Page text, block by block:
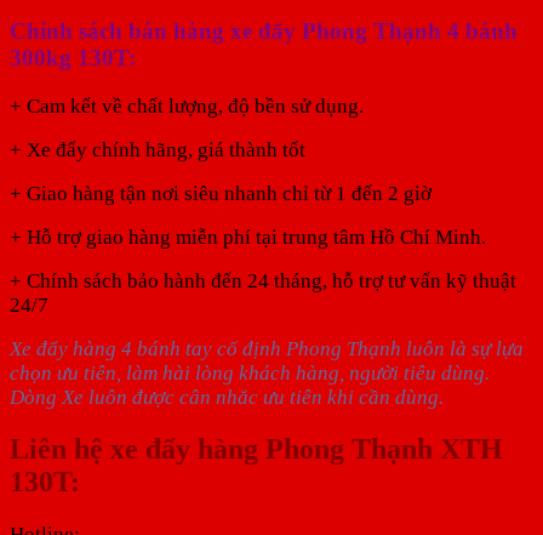
Chính sách bán hàng xe đẩy Phong Thạnh 4 bánh
300kg 130T:
+ Cam kết về chất lượng, độ bền sử dụng.
+ Xe đẩy chính hãng, giá thành tốt
+ Giao hàng tận nơi siêu nhanh chỉ từ 1 đến 2 giờ
+ Hỗ trợ giao hàng miễn phí tại trung tâm Hồ Chí Minh.
+ Chính sách bảo hành đến 24 tháng, hỗ trợ tư vấn kỹ thuật
24/7
Xe đẩy hàng 4 bánh tay cố định Phong Thạnh luôn là sự lựa
chọn ưu tiên, làm hài lòng khách hàng, người tiêu dùng.
Dòng Xe luôn được cân nhắc ưu tiên khi cần dùng.
Liên hệ xe đẩy hàng Phong Thạnh XTH
130T: